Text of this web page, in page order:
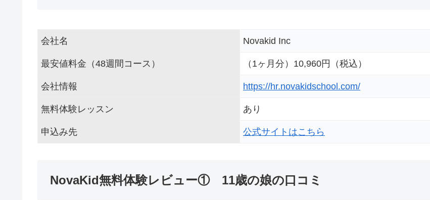
会社名 Novakid Inc
最安値料金（48週間コース） （1ヶ月分）10,960円（税込）
会社情報 https://hr.novakidschool.com/
無料体験レッスン あり
申込み先 公式サイトはこちら
NovaKid無料体験レビュー① 11歳の娘の口コミ